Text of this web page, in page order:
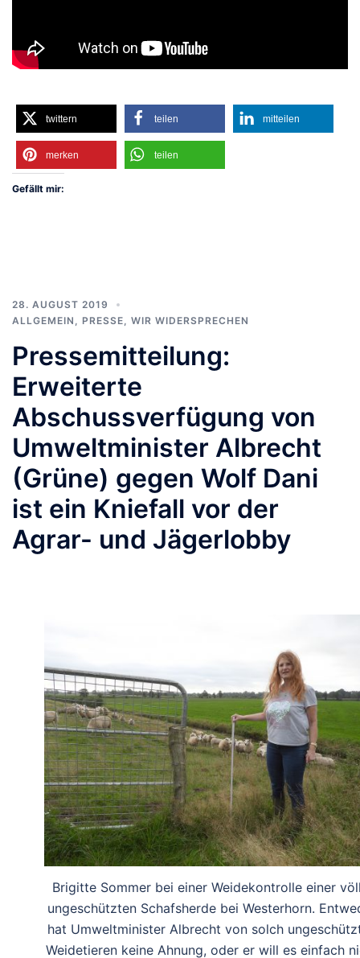
twittern teilen mitteilen
merken teilen
Gefällt mir:
28. AUGUST 2019
ALLGEMEIN
PRESSE WIR WIDERSPRECHEN
Pressemitteilung:
Erweiterte
Abschussverfügung von
Umweltminister Albrecht
(Grüne) gegen Wolf Dani
ist ein Kniefall vor der
Agrar- und Jägerlobby
Brigitte Sommer bei einer Weidekontrolle einer
ungeschützten Schafsherde bei Westerhorn.
hat Umweltminister Albrecht von solch
Weidetieren keine Ahnung, oder er will es einfach